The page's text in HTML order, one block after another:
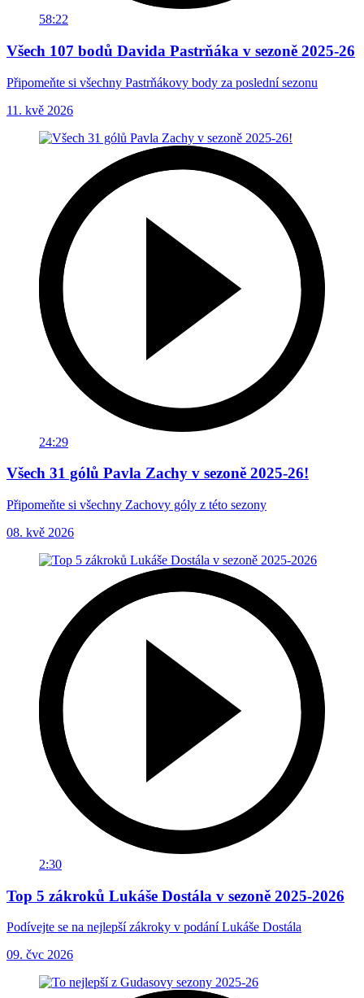
58:22
Všech 107 bodů Davida Pastrňáka v sezoně 2025-26
Připomeňte si všechny Pastrňákovy body za poslední sezonu
11. kvě 2026
24:29
Všech 31 gólů Pavla Zachy v sezoně 2025-26!
Připomeňte si všechny Zachovy góly z této sezony
08. kvě 2026
2:30
Top 5 zákroků Lukáše Dostála v sezoně 2025-2026
Podívejte se na nejlepší zákroky v podání Lukáše Dostála
09. čvc 2026